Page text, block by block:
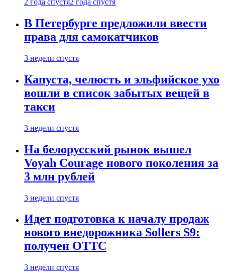
2 года спустя2 года спустя
В Петербурге предложили ввести
права для самокатчиков
3 недели спустя
Капуста, челюсть и эльфийское ухо
вошли в список забытых вещей в
такси
3 недели спустя
На белорусский рынок вышел
Voyah Courage нового поколения за
3 млн рублей
3 недели спустя
Идет подготовка к началу продаж
нового внедорожника Sollers S9:
получен ОТТС
3 недели спустя